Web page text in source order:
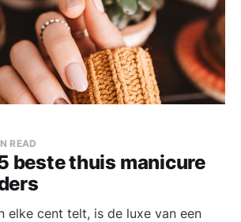
beste thuis manicure
READ
elke cent telt, is de luxe van een